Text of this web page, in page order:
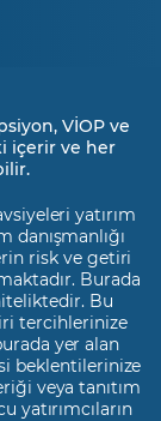
VİOP ve
içerir ve her
yatırım
danışmanlığı
risk ve getiri
Burada
Bu
tercihlerinize
yer alan
beklentilerinize
veya tanıtım
yatırımcıların